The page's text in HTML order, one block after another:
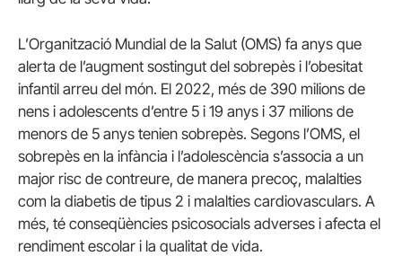
L’Organització Mundial de la Salut (OMS) fa anys que
alerta de l’augment sostingut del sobrepès i l’obesitat
infantil arreu del món. El 2022, més de 390 milions de
nens i adolescents d’entre 5 i 19 anys i 37 milions de
menors de 5 anys tenien sobrepès. Segons l’OMS, el
sobrepès en la infància i l’adolescència s’associa a un
major risc de contreure, de manera precoç, malalties
com la diabetis de tipus 2 i malalties cardiovasculars. A
més, té conseqüències psicosocials adverses i afecta el
rendiment escolar i la qualitat de vida.